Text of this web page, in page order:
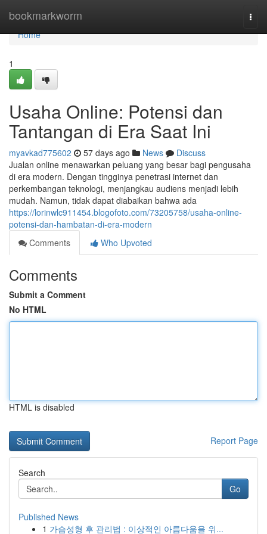
bookmarkworm
Home
Home
1
Usaha Online: Potensi dan
Tantangan di Era Saat Ini
myavkad775602 57 days ago News
Discuss
Jualan online menawarkan peluang yang besar bagi pengusaha
di era modern. Dengan tingginya penetrasi internet dan
perkembangan teknologi, menjangkau audiens menjadi lebih
mudah. Namun, tidak dapat diabaikan bahwa ada
https://lorinwlc911454.blogofoto.com/73205758/usaha-online-
potensi-dan-hambatan-di-era-modern
Comments
Who Upvoted
Comments
Submit a Comment
No HTML
HTML is disabled
Report Page
Search
Go
Published News
1 가슴성형 후 관리법 : 이상적인 아름다움을 위...